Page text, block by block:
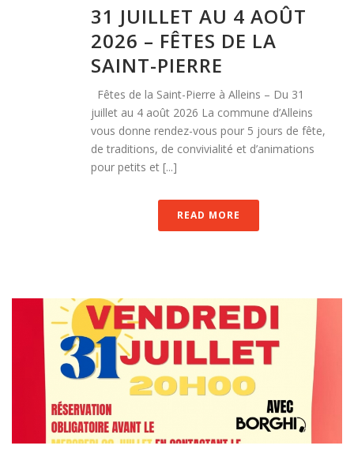
31 JUILLET AU 4 AOÛT
2026 – FÊTES DE LA
SAINT-PIERRE
Fêtes de la Saint-Pierre à Alleins – Du 31
juillet au 4 août 2026 La commune d’Alleins
vous donne rendez-vous pour 5 jours de fête,
de traditions, de convivialité et d’animations
pour petits et [...]
READ MORE